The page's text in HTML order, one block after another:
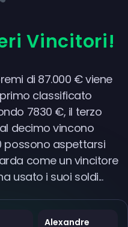
Alexandre
Vincitori!
di 87.000 € viene
classificato
7830 €, il terzo
decimo vincono
possono aspettarsi
come un vincitore
usato i suoi soldi...